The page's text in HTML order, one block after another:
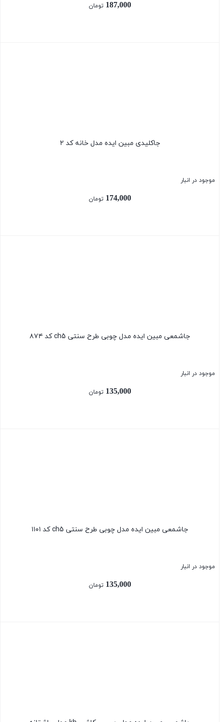
187,000 تومان
جاکلیدی مبین ایده مدل خانه کد ۲
موجود در انبار
174,000 تومان
جاشمعی مبین ایده مدل چوبی طرح سنتی ch5 کد ۸۷۴
موجود در انبار
135,000 تومان
جاشمعی مبین ایده مدل چوبی طرح سنتی ch5 کد ۱۱۰۱
موجود در انبار
135,000 تومان